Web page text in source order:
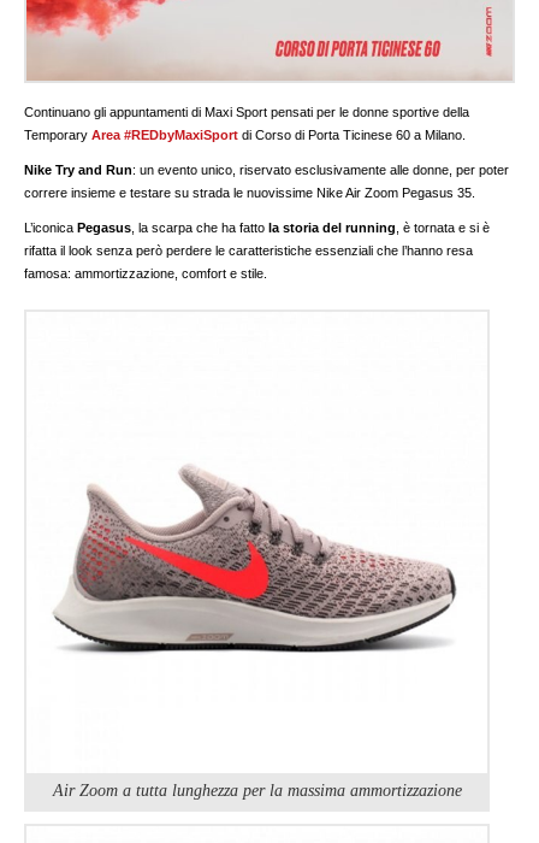
Continuano gli appuntamenti di Maxi Sport pensati per le donne sportive della
TemporaryArea #REDbyMaxiSport di Corso di Porta Ticinese 60 a Milano.
Nike Try and Run: un evento unico, riservato esclusivamente alle donne, per poter
correre insieme e testare su strada le nuovissime Nike Air Zoom Pegasus 35.
L’iconicaPegasus , la scarpa che ha fattola storia del running , è tornata e si è
rifatta il look senza però perdere le caratteristiche essenziali che l’hanno resa
famosa: ammortizzazione, comfort e stile.
Air Zoom a tutta lunghezza per la massima ammortizzazione